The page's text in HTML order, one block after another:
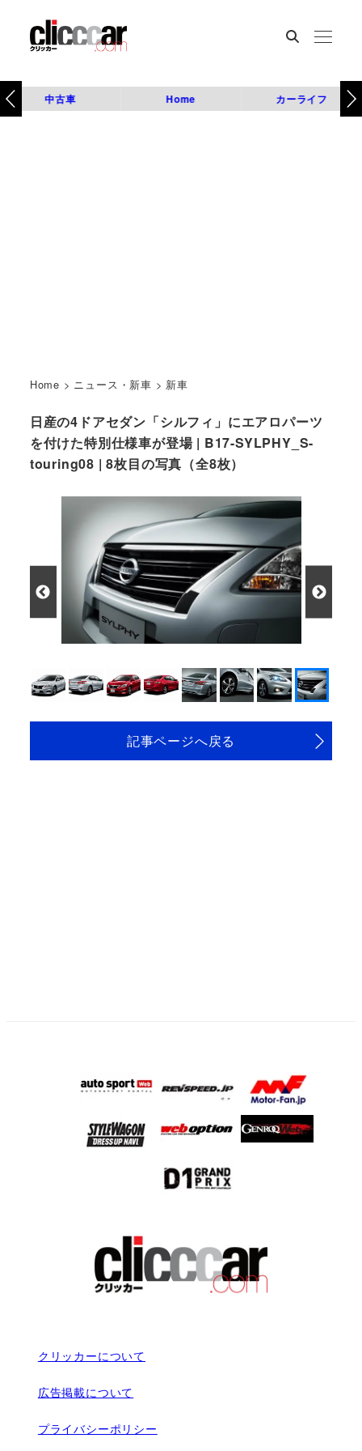
中古車 Home カーライフ
Home > ニュース・新車 > 新車
日産の4ドアセダン「シルフィ」にエアロパーツ
を付けた特別仕様車が登場 | B17-SYLPHY_S-
touring08 | 8枚目の写真（全8枚）
記事ページへ戻る
クリッカーについて
広告掲載について
プライバシーポリシー